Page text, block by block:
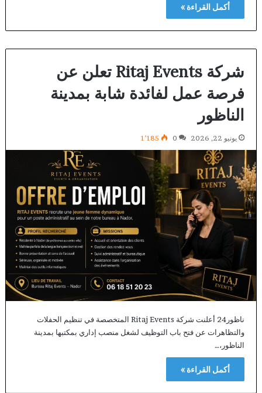
أكمل القراءة »
شركة Ritaj Events تعلن عن
فرصة عمل لفائدة شابة بمدينة
الناظور
يونيو 22, 2026 0 1٬185
ناظور24 أعلنت شركة Ritaj Events المتخصصة في تنظيم الحفلات
والتظاهرات عن فتح باب التوظيف لشغل منصب إداري بمكتبها بمدينة
الناظور،…
أكمل القراءة »